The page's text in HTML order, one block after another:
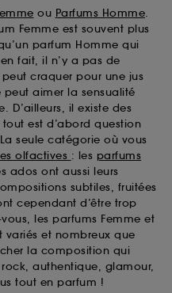
ou Parfums Homme.
Femme est souvent plus
parfum Homme qui
fait, il n’y a pas de
craquer pour une jus
aimer la sensualité
D’ailleurs, il existe des
est d’abord question
seule catégorie où vous
olfactives : les parfums
ados ont aussi leurs
subtiles, fruitées
cependant d’être trop
les parfums Femme et
variés et nombreux que
la composition qui
authentique, glamour,
tout en parfum !